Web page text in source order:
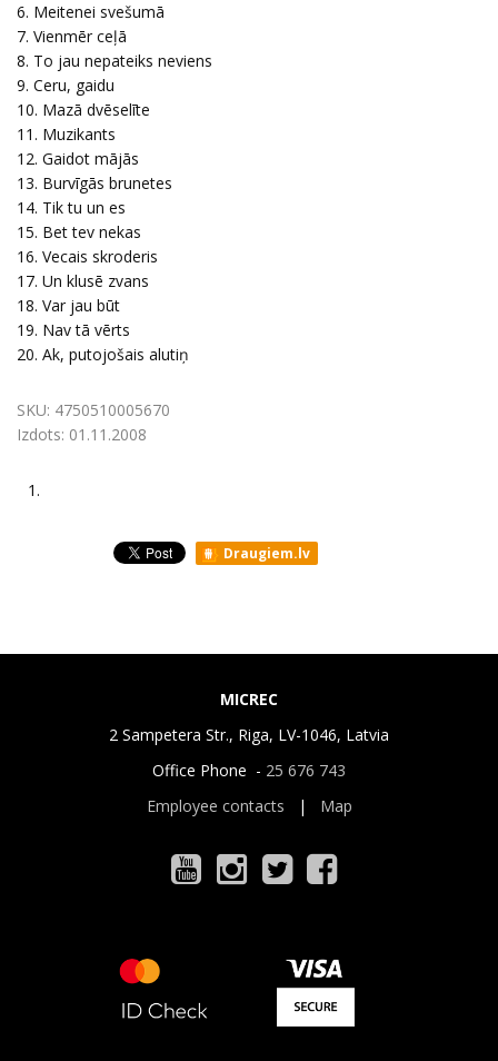
6. Meitenei svešumā
7. Vienmēr ceļā
8. To jau nepateiks neviens
9. Ceru, gaidu
10. Mazā dvēselīte
11. Muzikants
12. Gaidot mājās
13. Burvīgās brunetes
14. Tik tu un es
15. Bet tev nekas
16. Vecais skroderis
17. Un klusē zvans
18. Var jau būt
19. Nav tā vērts
20. Ak, putojošais alutiņ
SKU: 4750510005670
Izdots: 01.11.2008
1.
Draugiem.lv
MICREC
2 Sampetera Str., Riga, LV-1046, Latvia
Office Phone - 25 676 743
Employee contacts | Map